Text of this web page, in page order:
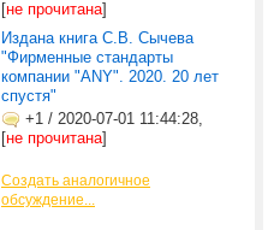
[не прочитана]
Издана книга С.В. Сычева
"Фирменные стандарты
компании "ANY". 2020. 20 лет
спустя"
+1 / 2020-07-01 11:44:28,
[не прочитана]
Создать аналогичное
обсуждение...